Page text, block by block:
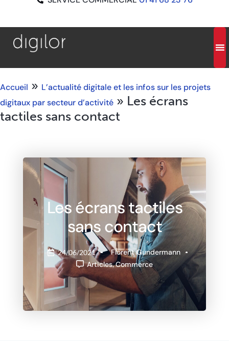
Accueil » L’actualité digitale et les infos sur les projets
digitaux par secteur d’activité » Les écrans
tactiles sans contact
Les écrans tactiles
sans contact
24/06/2021
Florent Gundermann
Articles,Commerce